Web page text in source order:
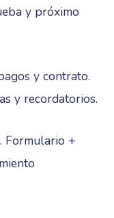
y próximo
y contrato.
y recordatorios.
Formulario +